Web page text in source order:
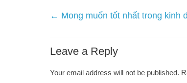
← Mong muốn tốt nhất trong kinh
Leave a Reply
Your email address will not be published.